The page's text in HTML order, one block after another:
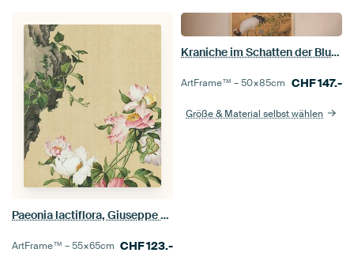
Paeonia lactiflora, Giuseppe Castiglione
ArtFrame™ –55×65cm CHF123.-
Kraniche im Schatten der Blumen, Giuseppe Castiglione
ArtFrame™ –50×85cm CHF147.-
Größe & Material selbst wählen